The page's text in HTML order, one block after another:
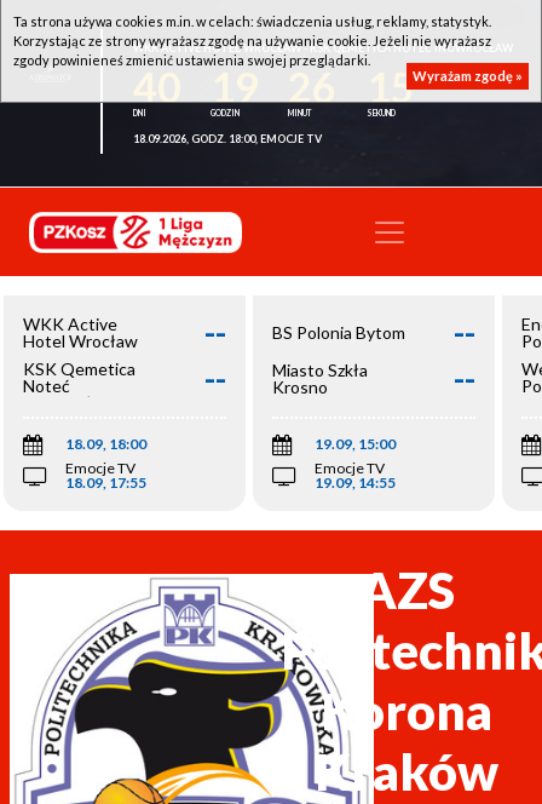
WKK ACTIVE HOTEL WROCŁAW - KSK QEMETICA NOTEĆ INOWROCŁAW
15
18.09.2026, GODZ. 18:00, EMOCJE TV
WKK Active
Hotel Wrocław
--
KSK Qemetica
Noteć
Inowrocław
--
18.09, 18:00
Emocje TV
18.09, 17:55
BS Polonia Bytom --
Miasto Szkła
Krosno
--
19.09, 15:00
Emocje TV
19.09, 14:55
AZS
Korona
Kraków
Ta strona używa cookies m.in. w celach: świadczenia usług, reklamy, statystyk.
Korzystając ze strony wyrażasz zgodę na używanie cookie. Jeżeli nie wyrażasz
zgody powinieneś zmienić ustawienia swojej przeglądarki.
Wyrażam zgodę »